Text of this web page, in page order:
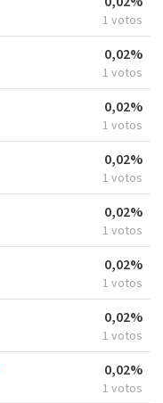
1 votos
0,02%
1 votos
0,02%
1 votos
0,02%
1 votos
0,02%
1 votos
0,02%
1 votos
0,02%
1 votos
0,02%
1 votos